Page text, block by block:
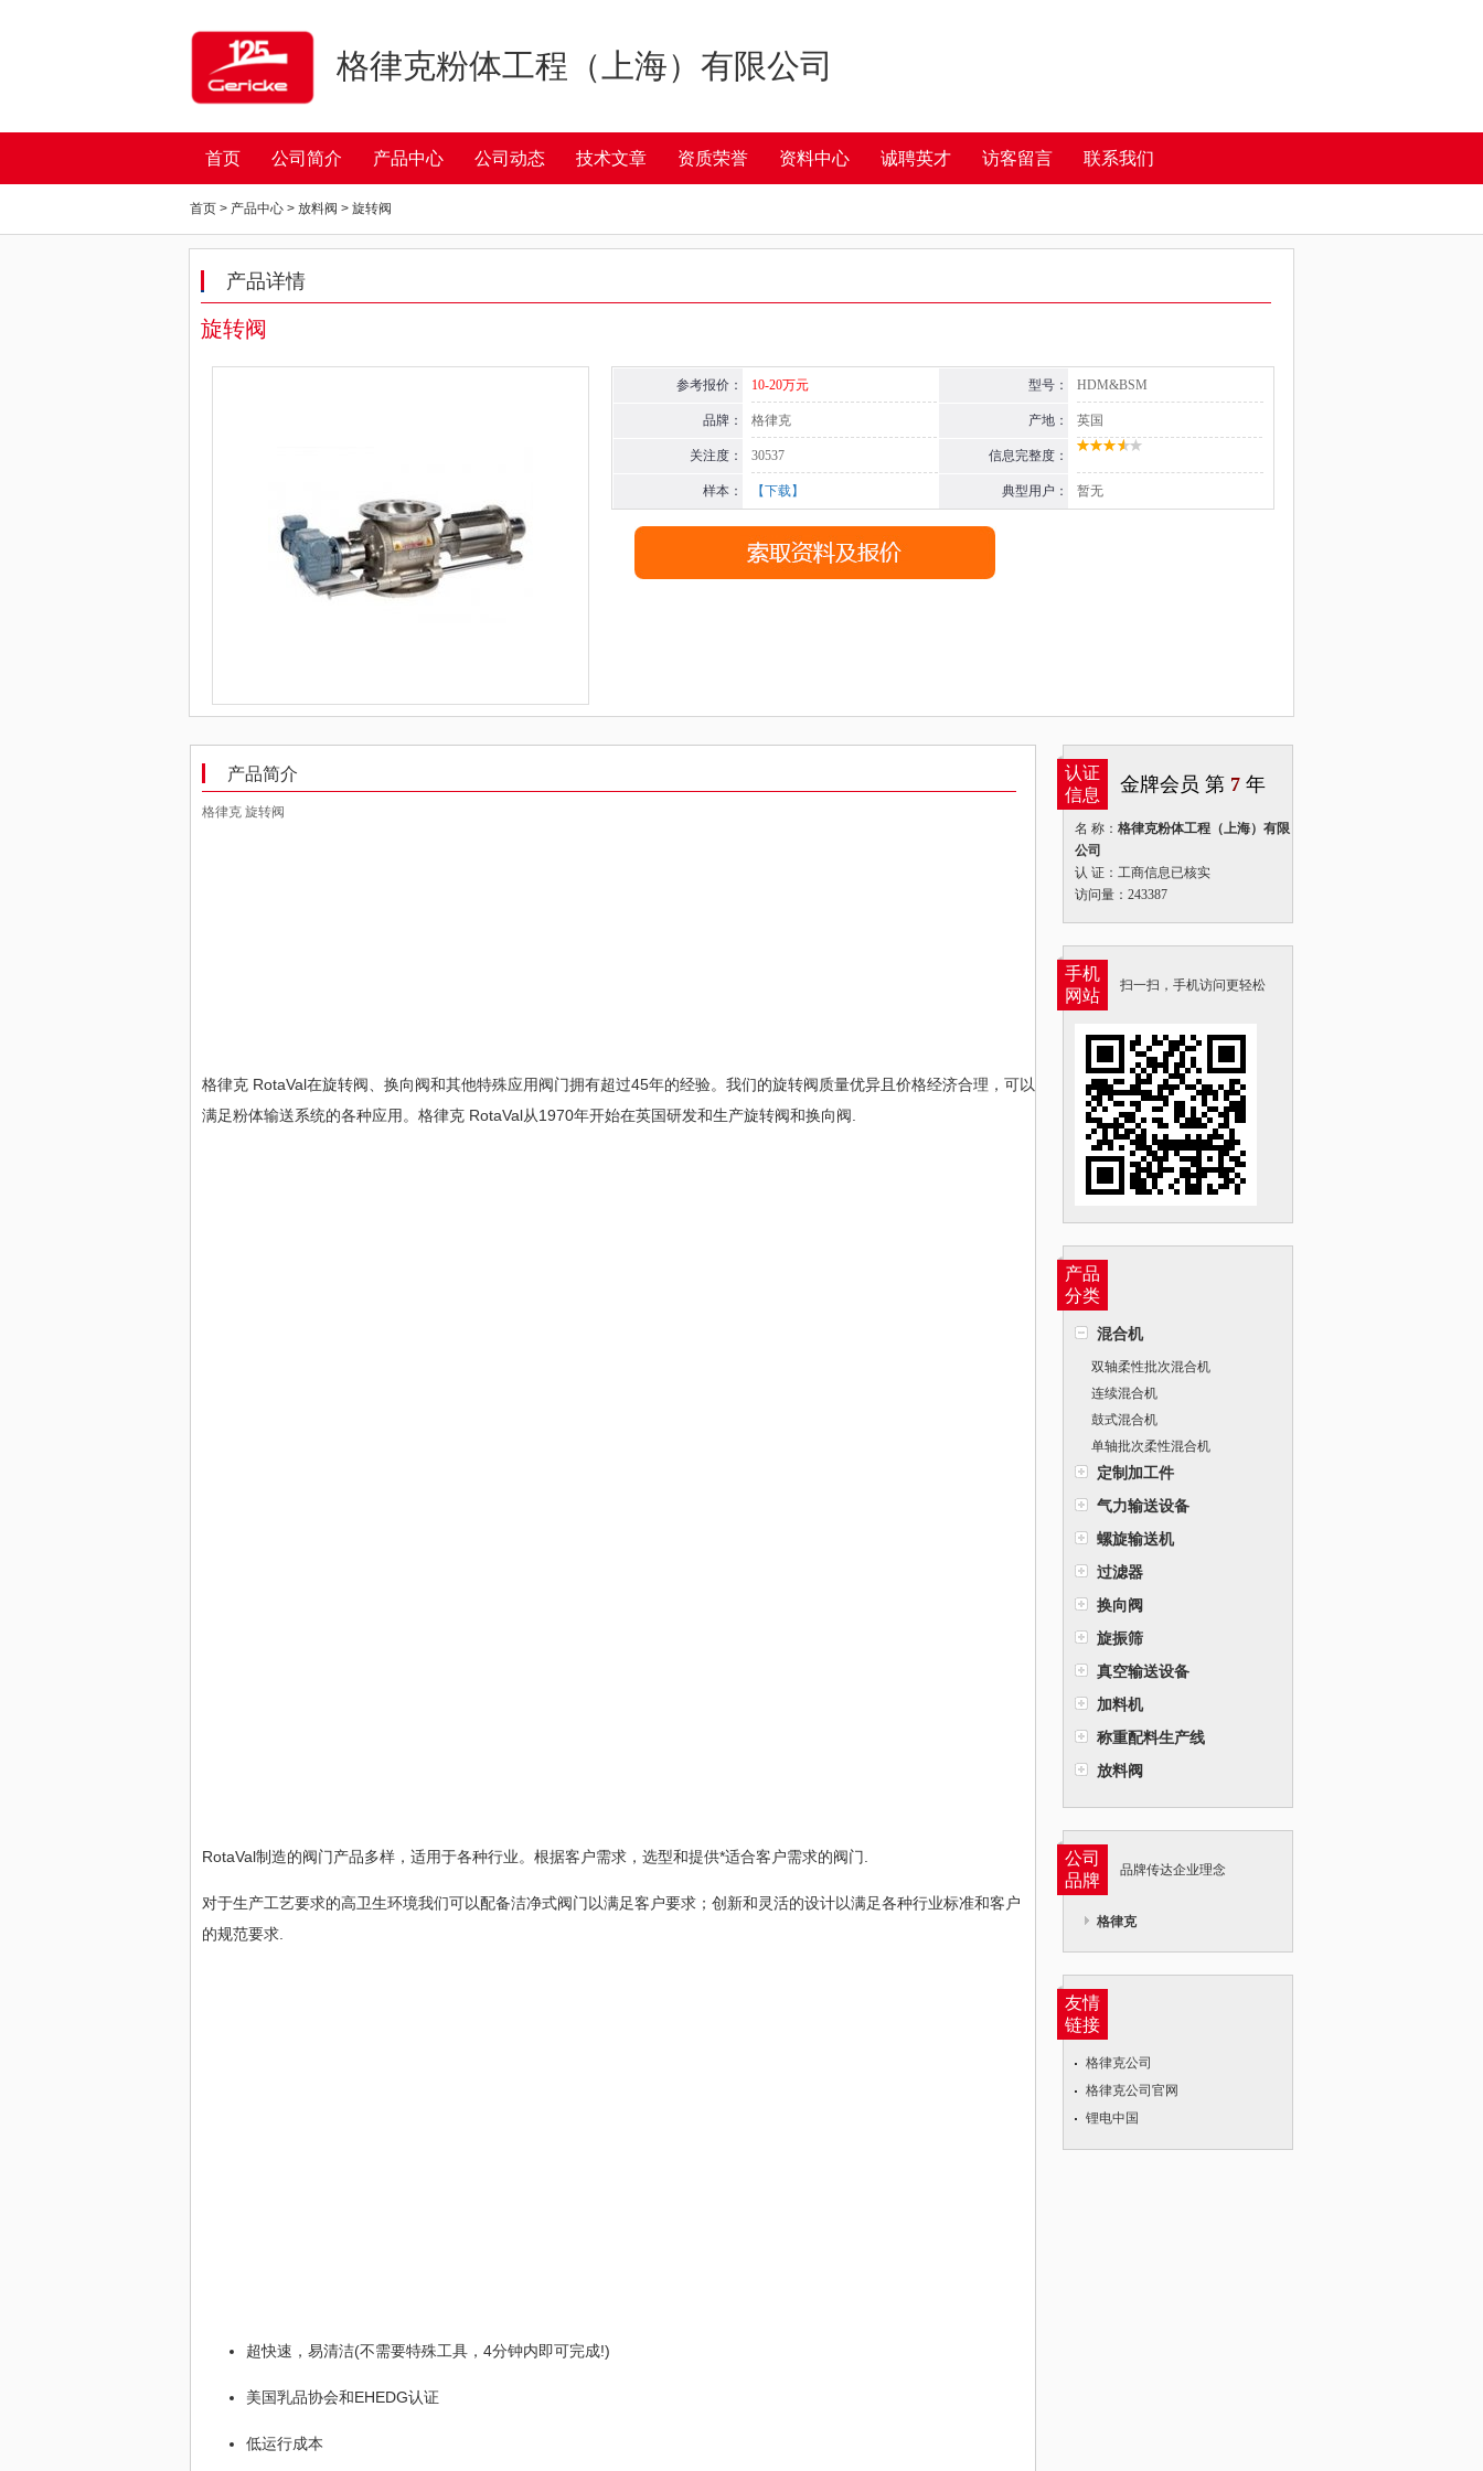
格律克粉体工程（上海）有限公司
首页 公司简介 产品中心 公司动态 技术文章 资质荣誉 资料中心 诚聘英才 访客留言 联系我们
首页 > 产品中心 > 放料阀 > 旋转阀
产品详情
旋转阀
参考报价： 10-20万元
品牌： 格律克
关注度： 30537
样本： 【下载】
型号： HDM&BSM
产地： 英国
信息完整度：
典型用户： 暂无
认证
信息
金牌会员 第 7 年
名 称： 格律克粉体工程（上海）有限
公司
认 证：工商信息已核实
访问量：243387
手机
网站
扫一扫，手机访问更轻松
产品
分类
混合机
双轴柔性批次混合机
连续混合机
鼓式混合机
单轴批次柔性混合机
定制加工件
气力输送设备
螺旋输送机
过滤器
换向阀
旋振筛
真空输送设备
加料机
称重配料生产线
放料阀
公司
品牌
品牌传达企业理念
格律克
友情
链接
格律克公司
格律克公司官网
锂电中国
产品简介
格律克 旋转阀
格律克 RotaVal在旋转阀、换向阀和其他特殊应用阀门拥有超过45年的经验。我们的旋转阀质量优异且价格经济合理，可以
满足粉体输送系统的各种应用。格律克 RotaVal从1970年开始在英国研发和生产旋转阀和换向阀.
RotaVal制造的阀门产品多样，适用于各种行业。根据客户需求，选型和提供*适合客户需求的阀门.
对于生产工艺要求的高卫生环境我们可以配备洁净式阀门以满足客户要求；创新和灵活的设计以满足各种行业标准和客户
的规范要求.
超快速，易清洁(不需要特殊工具，4分钟内即可完成!)
美国乳品协会和EHEDG认证
低运行成本